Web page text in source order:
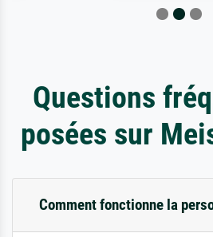
Questions
posées sur
Comment fonctionne la